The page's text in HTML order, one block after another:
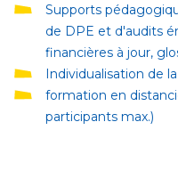
Supports
de DPE et d'audits
financières à jour,
Individualisation de
formation en
participants max.)